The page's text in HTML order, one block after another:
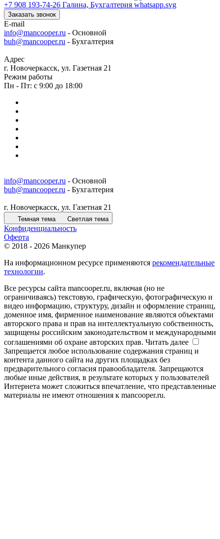
+7 908 193-74-26 Галина, Бухгалтерия
Заказать звонок
E-mail
info@mancooper.ru - Основной
buh@mancooper.ru - Бухгалтерия
Адрес
г. Новочеркасск, ул. Газетная 21
Режим работы
Пн - Пт: с 9:00 до 18:00
info@mancooper.ru - Основной
buh@mancooper.ru - Бухгалтерия
г. Новочеркасск, ул. Газетная 21
Темная тема Светлая тема
Конфиденциальность
Оферта
© 2018 - 2026 Манкупер
На информационном ресурсе применяются рекомендательные
технологии.
Все ресурсы сайта mancooper.ru, включая (но не
ограничиваясь) текстовую, графическую, фотографическую и
видео информацию, структуру, дизайн и оформление страниц,
доменное имя, фирменное наименование являются объектами
авторского права и прав на интеллектуальную собственность,
защищены российским законодательством и международными
соглашениями об охране авторских прав. Читать далее
Запрещается любое использование содержания страниц и
контента данного сайта на других площадках без
предварительного согласия правообладателя. Запрещаются
любые иные действия, в результате которых у пользователей
Интернета может сложиться впечатление, что представленные
материалы не имеют отношения к mancooper.ru.